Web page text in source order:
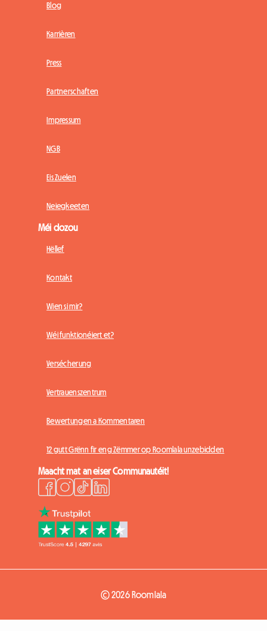
Blog
Karrièren
Press
Partnerschaften
Impressum
NGB
Eis Zuelen
Neiegkeeten
Méi dozou
Hëllef
Kontakt
Wien si mir?
Wéi funktionéiert et?
Versécherung
Vertrauenszentrum
Bewertungen a Kommentaren
12 gutt Grënn fir eng Zëmmer op Roomlala unzebidden
Maacht mat an eiser Communautéit!
© 2026 Roomlala